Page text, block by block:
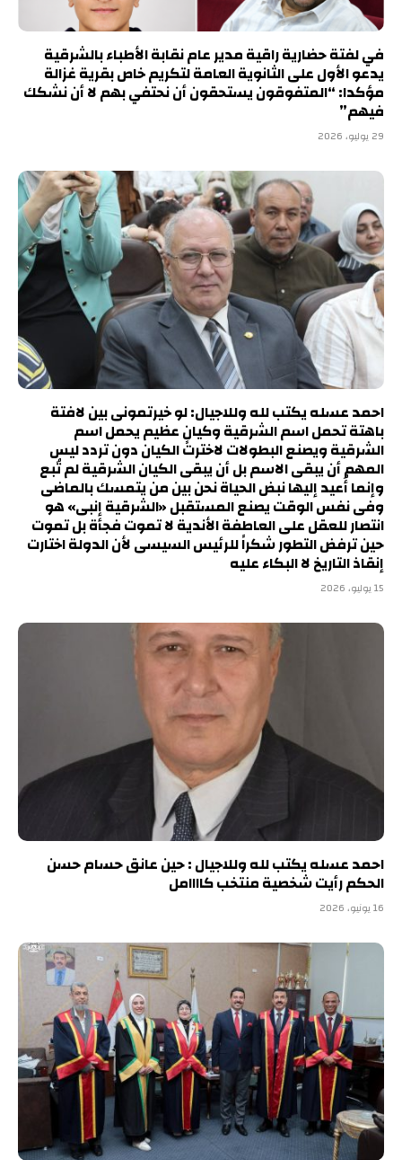
في لفتة حضارية راقية مدير عام نقابة الأطباء بالشرقية
يدعو الأول على الثانوية العامة لتكريم خاص بقرية غزالة
مؤكدا: “المتفوقون يستحقون أن نحتفي بهم لا أن نشكك
فيهم”
29 يوليو، 2026
احمد عسله يكتب لله وللاجيال: لو خيرتمونى بين لافتة
باهتة تحمل اسم الشرقية وكيانٍ عظيم يحمل اسم
الشرقية ويصنع البطولات لاخترت الكيان دون تردد ليس
المهم أن يبقى الاسم بل أن يبقى الكيان الشرقية لم تُبع
وإنما أُعيد إليها نبض الحياة نحن بين من يتمسك بالماضى
وفى نفس الوقت يصنع المستقبل «الشرقية إنبى» هو
انتصار للعقل على العاطفة الأندية لا تموت فجأة بل تموت
حين ترفض التطور شكراً للرئيس السيسى لأن الدولة اختارت
إنقاذ التاريخ لا البكاء عليه
15 يوليو، 2026
احمد عسله يكتب لله وللاجيال : حين عانق حسام حسن
الحكم رأيت شخصية منتخب كاااامل
16 يونيو، 2026